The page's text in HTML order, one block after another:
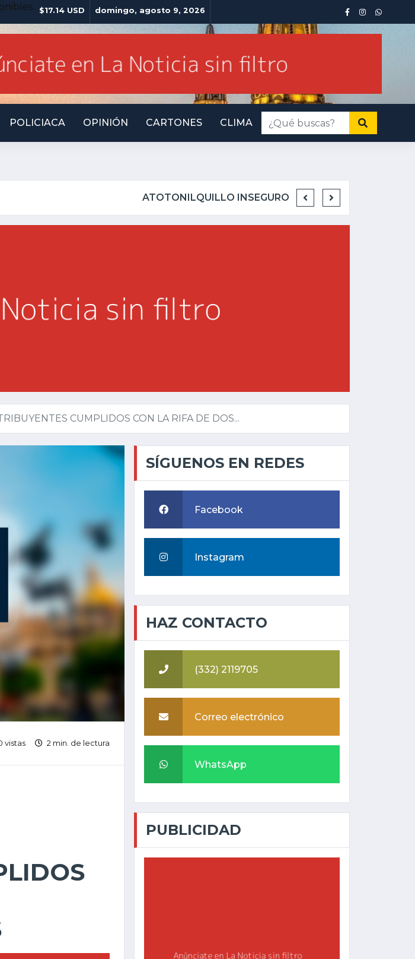
$17.14 USD domingo, agosto 9, 2026
POLICIACA OPINIÓN CARTONES CLIMA
NO LE IMPORTA INMINENTE AMENAZA
CUMPLIDOS CON LA RIFA DE DOS...
vistas 2 min. de lectura
SÍGUENOS EN REDES
Facebook
Instagram
HAZ CONTACTO
(332) 2119705
Correo electrónico
WhatsApp
PUBLICIDAD